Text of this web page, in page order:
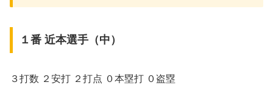
１番 近本選手（中）
３打数 ２安打 ２打点 ０本塁打 ０盗塁